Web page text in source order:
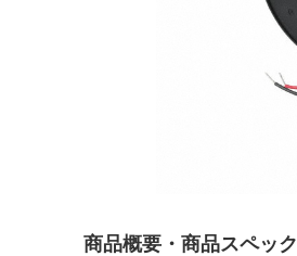
商品概要・商品スペック